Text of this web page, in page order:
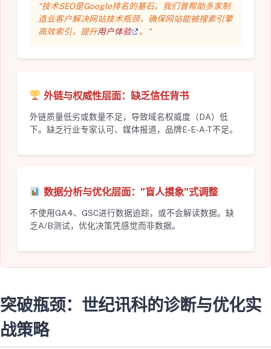
“技术SEO是Google排名的基石。我们曾帮助多家制
造业客户解决网站技术瓶颈，确保网站能被搜索引擎
高效索引，提升用户体验 。”
外链与权威性层面：缺乏信任背书
外链质量低劣或数量不足，导致域名权威度（DA）低
下。缺乏行业专家认可、媒体报道，品牌E-E-A-T不足。
数据分析与优化层面：”盲人摸象”式调整
不使用GA4、GSC进行数据追踪，或不会解读数据。缺
乏A/B测试，优化决策凭感觉而非数据。
突破瓶颈：世纪讯科的诊断与优化实
战策略